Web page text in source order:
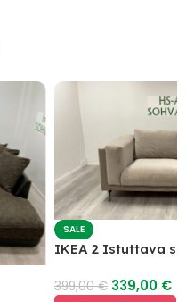
SALE
IKEA 2 Istuttava
399,00€ 339,00 €